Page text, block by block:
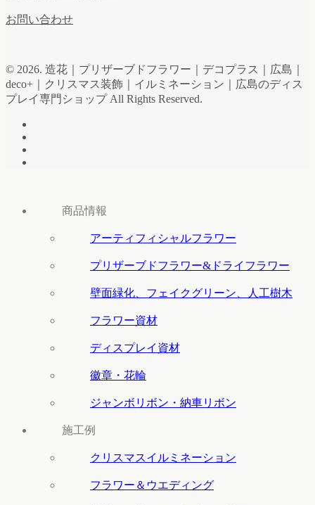
お問い合わせ
© 2026. 造花｜プリザーブドフラワー｜デコプラス｜広島｜
deco+｜クリスマス装飾｜イルミネーション｜広島のディス
プレイ専門ショップ All Rights Reserved.
商品情報
アーティフィシャルフラワー
プリザーブドフラワー&ドライフラワー
壁面緑化、フェイクグリーン、人工樹木
フラワー資材
ディスプレイ資材
徽章・花輪
ジャンボリボン・納車リボン
施工例
クリスマスイルミネーション
フラワー＆ウエディング